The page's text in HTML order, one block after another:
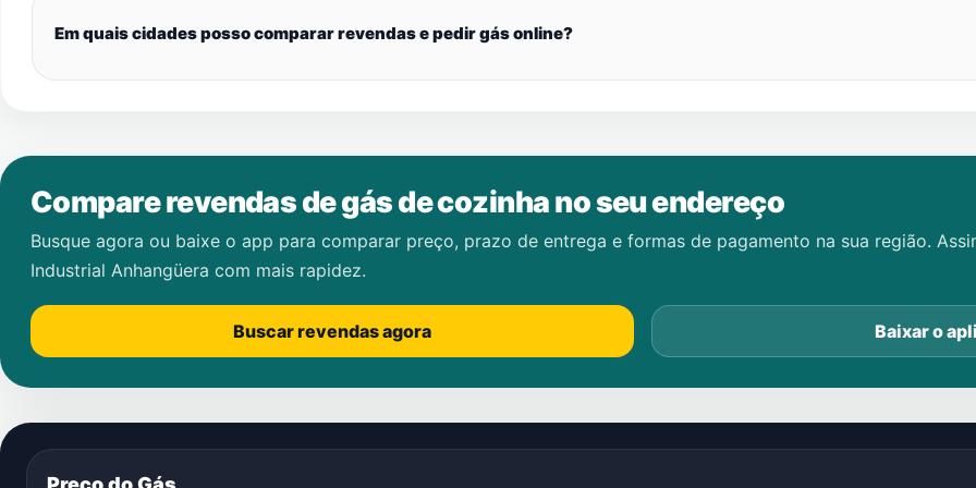
Em quais cidades posso comparar revendas e pedir gás online?
Compare revendas de gás de cozinha no seu endereço
Busque agora ou baixe o app para comparar preço, prazo de entrega e formas de pagamento na sua região.
Industrial Anhangüera com mais rapidez.
Buscar revendas agora Baixar o